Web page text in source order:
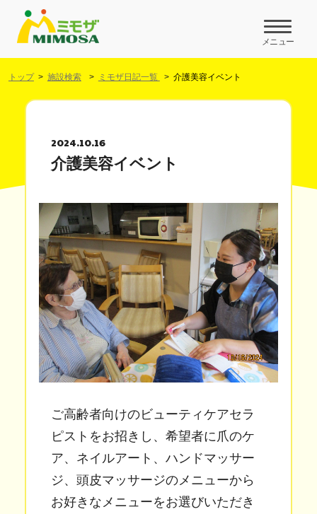
メニュー
トップ 施設検索 ミモザ日記一覧 介護美容イベント
2024.10.16
介護美容イベント
ご高齢者向けのビューティケアセラ
ピストをお招きし、希望者に爪のケ
ア、ネイルアート、ハンドマッサー
ジ、頭皮マッサージのメニューから
お好きなメニューをお選びいただき